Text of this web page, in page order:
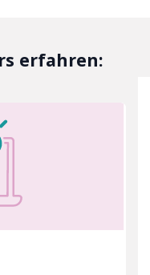
erfahren: